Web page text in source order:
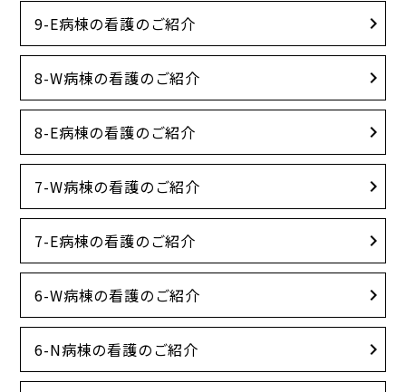
9-E病棟の看護のご紹介
8-W病棟の看護のご紹介
8-E病棟の看護のご紹介
7-W病棟の看護のご紹介
7-E病棟の看護のご紹介
6-W病棟の看護のご紹介
6-N病棟の看護のご紹介